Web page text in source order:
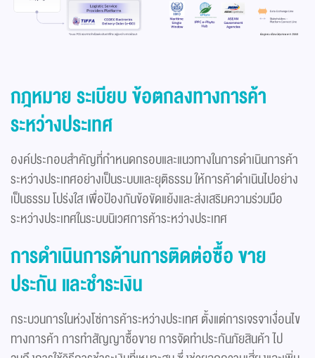
กฎหมาย ระเบียบ ข้อตกลงทางการค้า
ระหว่างประเทศ
องค์ประกอบสำคัญที่กำหนดกรอบและแนวทางในการดำเนินการค้า
ระหว่างประเทศอย่างเป็นระบบและยุติธรรม ให้การค้าดำเนินไปอย่าง
เป็นธรรม โปร่งใส เพื่อป้องกันข้อขัดแย้งและส่งเสริมความร่วมมือ
ระหว่างประเทศในระบบนิเวศการค้าระหว่างประเทศ
การดำเนินการด้านการติดต่อซื้อ ขาย
ประกัน และชำระเงิน
กระบวนการในห่วงโซ่การค้าระหว่างประเทศ ตั้งแต่การเจรจาเงื่อนไข
ทางการค้า การทำสัญญาซื้อขาย การจัดทำประกันภัยสินค้า ไป